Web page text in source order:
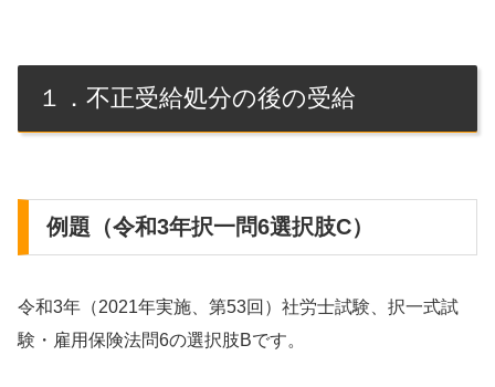
１．不正受給処分の後の受給
例題（令和3年択一問6選択肢C）
令和3年（2021年実施、第53回）社労士試験、択一式試
験・雇用保険法問6の選択肢Bです。